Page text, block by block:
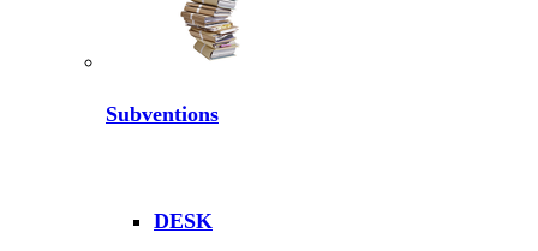
Subventions
DESK